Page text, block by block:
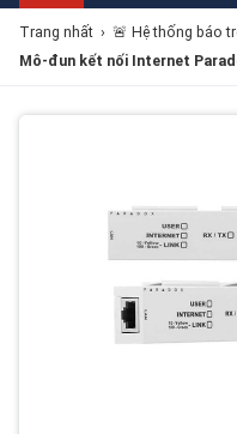
Trang nhất › 🚨 Hệ thống báo
Mô-đun kết nối Internet